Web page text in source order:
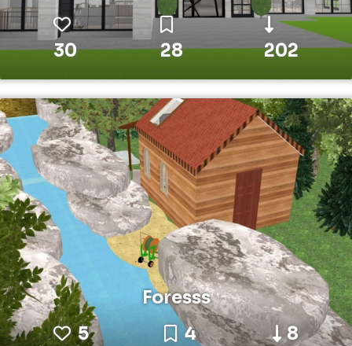
30 28 202
Foresss
5
4 8